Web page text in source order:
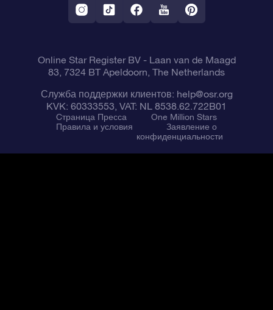
VR-приложение Fly me to the stars
Созвездиях
Online Star Register BV- Laan van de Maagd
83, 7324 BT Apeldoorn, The Netherlands
Служба поддержки клиентов: help@osr.org
KVK: 60333553, VAT: NL 8538.62.722B01
Cтраница Пресса
One Million Stars
Правила и условия
Заявление о
конфиденциальности